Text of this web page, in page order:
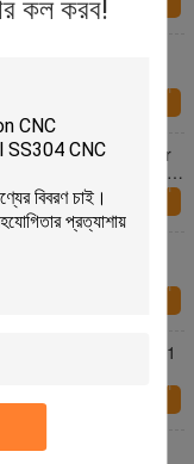
কল করব!করুন
আমাদের সাথে যোগাযোগ
M3 Brass Mirror
Round Head Wood
আমাদের সাথে যোগাযোগ
করুন
CNC Machining
আমাদের সাথে যোগাযোগ
Aluminium 6061
আমাদের সাথে যোগাযোগ
Parts , Lathe